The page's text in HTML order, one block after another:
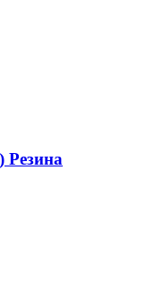
Резина